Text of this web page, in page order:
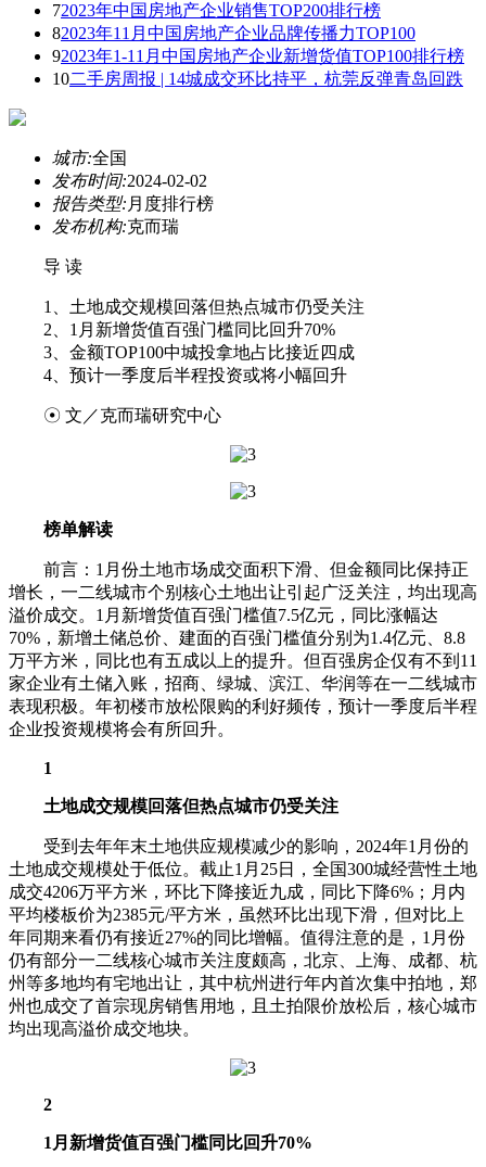
72023年中国房地产企业销售TOP200排行榜
82023年11月中国房地产企业品牌传播力TOP100
92023年1-11月中国房地产企业新增货值TOP100排行榜
10二手房周报 | 14城成交环比持平，杭莞反弹青岛回跌
城市:全国
发布时间:2024-02-02
报告类型: 月度排行榜
发布机构:克而瑞
导 读
1、土地成交规模回落但热点城市仍受关注
2、1月新增货值百强门槛同比回升70%
3、金额TOP100中城投拿地占比接近四成
4、预计一季度后半程投资或将小幅回升
☉ 文／克而瑞研究中心
榜单解读
前言：1月份土地市场成交面积下滑、但金额同比保持正
增长，一二线城市个别核心土地出让引起广泛关注，均出现高
溢价成交。1月新增货值百强门槛值7.5亿元，同比涨幅达
70%，新增土储总价、建面的百强门槛值分别为1.4亿元、8.8
万平方米，同比也有五成以上的提升。但百强房企仅有不到11
家企业有土储入账，招商、绿城、滨江、华润等在一二线城市
表现积极。年初楼市放松限购的利好频传，预计一季度后半程
企业投资规模将会有所回升。
1
土地成交规模回落但热点城市仍受关注
受到去年年末土地供应规模减少的影响，2024年1月份的
土地成交规模处于低位。截止1月25日，全国300城经营性土地
成交4206万平方米，环比下降接近九成，同比下降6%；月内
平均楼板价为2385元/平方米，虽然环比出现下滑，但对比上
年同期来看仍有接近27%的同比增幅。值得注意的是，1月份
仍有部分一二线核心城市关注度颇高，北京、上海、成都、杭
州等多地均有宅地出让，其中杭州进行年内首次集中拍地，郑
州也成交了首宗现房销售用地，且土拍限价放松后，核心城市
均出现高溢价成交地块。
2
1月新增货值百强门槛同比回升70%